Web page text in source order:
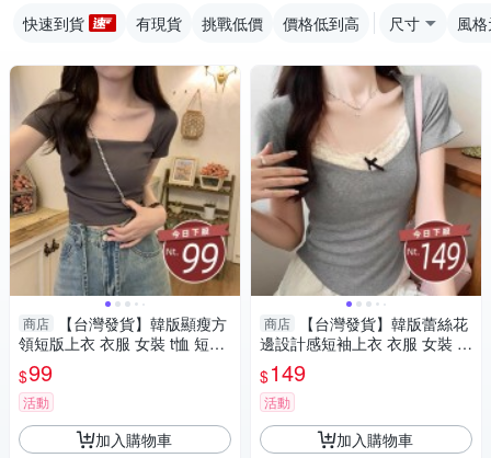
快速到貨 有現貨 挑戰低價 價格低到高 尺寸 風
商店
【台灣發貨】韓版顯瘦方
領短版上衣 衣服 女裝 t恤 短袖t
恤 上衣【T355】
$99
活動
加入購物車
商店
【台灣發貨】韓版蕾絲花
邊設計感短袖上衣 衣服 女裝 t
恤 短袖t恤 上衣【T696】
$149
活動
加入購物車